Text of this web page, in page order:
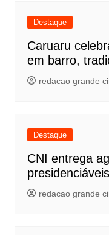
Destaque
Caruaru
em barro,
redacao grande
Destaque
CNI entrega
presidenciáveis
redacao grande